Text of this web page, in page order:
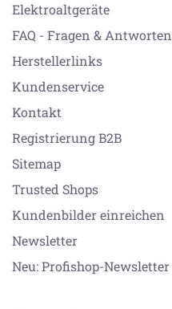
Elektroaltgeräte
FAQ - Fragen & Antworten
Herstellerlinks
Kundenservice
Kontakt
Registrierung B2B
Sitemap
Trusted Shops
Kundenbilder einreichen
Newsletter
Neu: Profishop-Newsletter